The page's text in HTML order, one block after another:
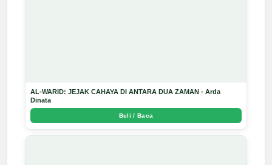
AL-WARID: JEJAK CAHAYA DI ANTARA DUA ZAMAN - Arda
Dinata
Beli / Baca